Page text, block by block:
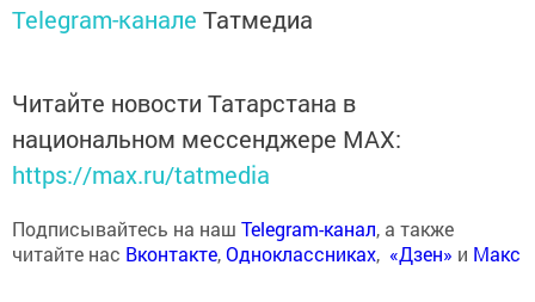
Telegram-канале Татмедиа
Читайте новости Татарстана в
национальном мессенджере MАХ:
https://max.ru/tatmedia
Подписывайтесь на наш Telegram-канал, а также
читайте нас Вконтакте,Одноклассниках, «Дзен» и Макс